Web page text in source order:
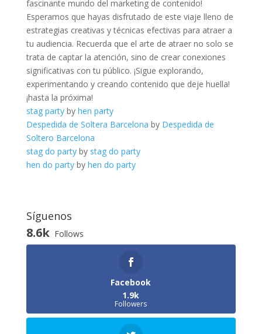
fascinante mundo del marketing ‌de contenido!
Esperamos que hayas disfrutado de ⁣este viaje lleno de
estrategias creativas y técnicas‌ efectivas para atraer a
tu audiencia. Recuerda que el arte de⁤ atraer no solo se
trata ‌de captar la atención, sino de crear conexiones
⁣significativas con‍ tu público. ¡Sigue ⁢explorando,⁣
experimentando y creando ​contenido⁢ que deje ⁢huella!
¡hasta la próxima!
stag partyby hen party
Despedida de Soltera Barcelona by Despedida de
Soltero Barcelona
stag do partyby stag do party
hen do partyby hen do party
Síguenos
8.6k Follows
Facebook
1.9k
Followers